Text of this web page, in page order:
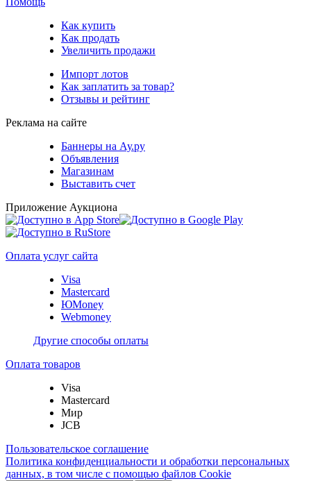
Как купить
Как продать
Увеличить продажи
Импорт лотов
Как заплатить за товар?
Отзывы и рейтинг
Реклама на сайте
Баннеры на Ау.ру
Объявления
Магазинам
Выставить счет
Приложение Аукциона
Оплата услуг сайта
Visa
Mastercard
ЮMoney
Webmoney
Другие способы оплаты
Оплата товаров
Visa
Mastercard
Мир
JCB
Пользовательское соглашение
Политика конфиденциальности и обработки персональных
данных, в том числе с помощью файлов Cookie